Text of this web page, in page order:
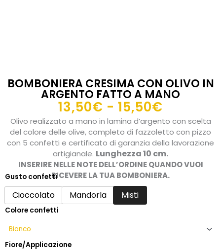
BOMBONIERA CRESIMA CON OLIVO IN
ARGENTO FATTO A MANO
13,50€ - 15,50€
di
prezzo:
da
13,50€
a
15,50€
Olivo realizzato a mano in lamina d’argento con scelta
del colore delle olive, completo di fazzoletto con pizzo
con 5 confetti e certificato di garanzia della lavorazione
artigianale. Lunghezza 10 cm.
INSERIRE NELLE NOTE DELL’ORDINE QUANDO VUOI
RICEVERE LA TUA BOMBONIERA.
Gusto confetti
Cioccolato Mandorla Misti
Colore confetti
Fiore/Applicazione
Bomboniera
cresima
con
olivo
argento
fatto